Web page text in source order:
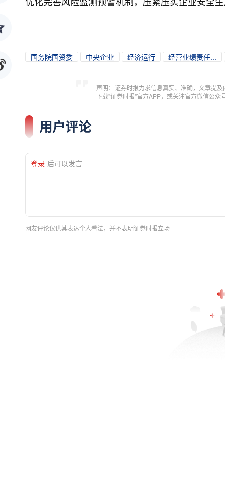
国务院国资委 中央企业 经济运行 经营业绩责任...
声明：证券时报力求信息真实、准确，文章提
下载"证券时报"官方APP，或关注官方微信公
用户评论
登录 后可以发言
网友评论仅供其表达个人看法，并不表明证券时报立场